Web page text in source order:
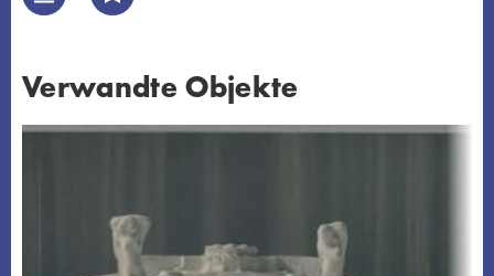
Verwandte Objekte